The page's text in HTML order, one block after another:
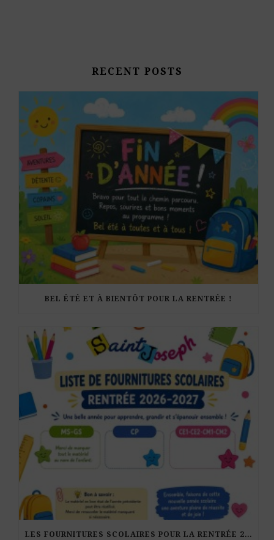
RECENT POSTS
BEL ÉTÉ ET À BIENTÔT POUR LA RENTRÉE !
LES FOURNITURES SCOLAIRES POUR LA RENTRÉE 2026-27